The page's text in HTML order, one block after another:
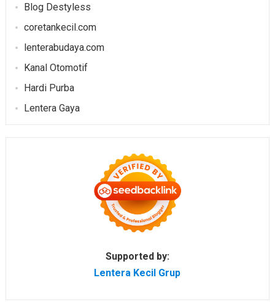
Blog Destyless
coretankecil.com
lenterabudaya.com
Kanal Otomotif
Hardi Purba
Lentera Gaya
Supported by:
Lentera Kecil Grup